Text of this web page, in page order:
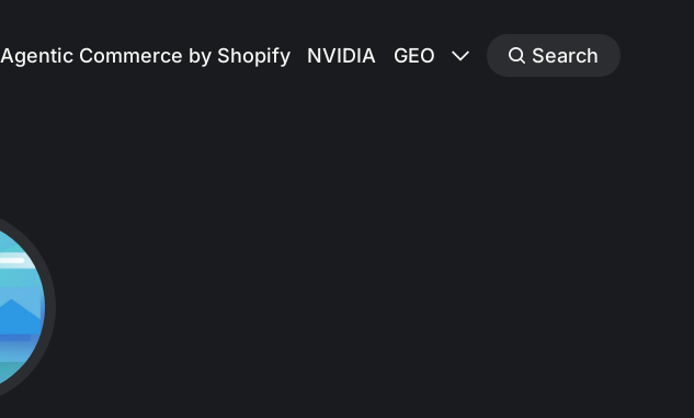
Agentic Commerce by Shopify NVIDIA GEO Search